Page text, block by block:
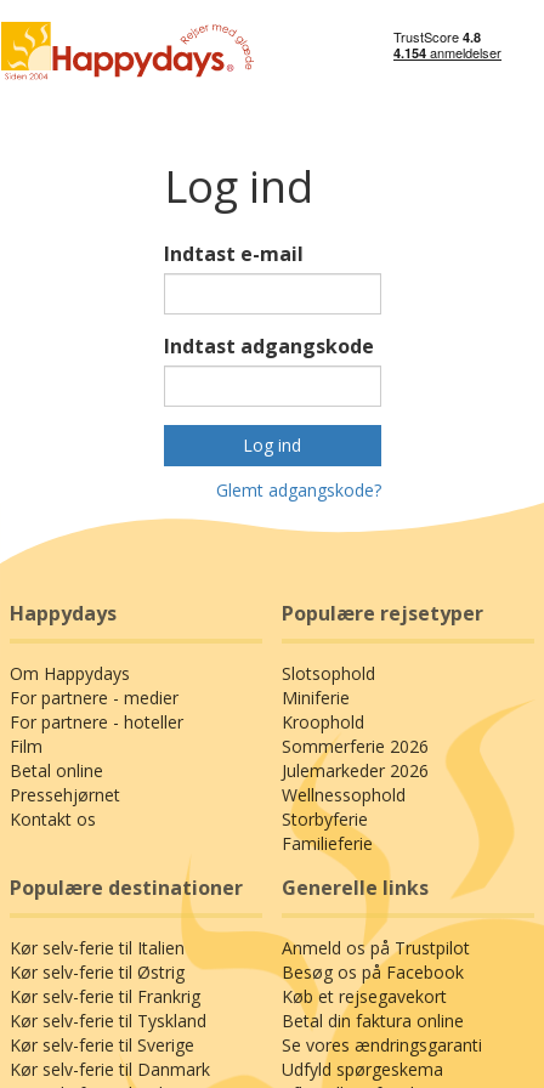
Log ind
Indtast e-mail
Indtast adgangskode
Log ind
Glemt adgangskode?
Happydays
Om Happydays
For partnere - medier
For partnere - hoteller
Film
Betal online
Pressehjørnet
Kontakt os
Populære rejsetyper
Slotsophold
Miniferie
Kroophold
Sommerferie 2026
Julemarkeder 2026
Wellnessophold
Storbyferie
Familieferie
Populære destinationer
Kør selv-ferie til Italien
Kør selv-ferie til Østrig
Kør selv-ferie til Frankrig
Kør selv-ferie til Tyskland
Kør selv-ferie til Sverige
Kør selv-ferie til Danmark
Generelle links
Anmeld os på Trustpilot
Besøg os på Facebook
Køb et rejsegavekort
Betal din faktura online
Se vores ændringsgaranti
Udfyld spørgeskema